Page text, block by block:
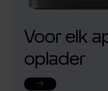
Voor elk
oplader